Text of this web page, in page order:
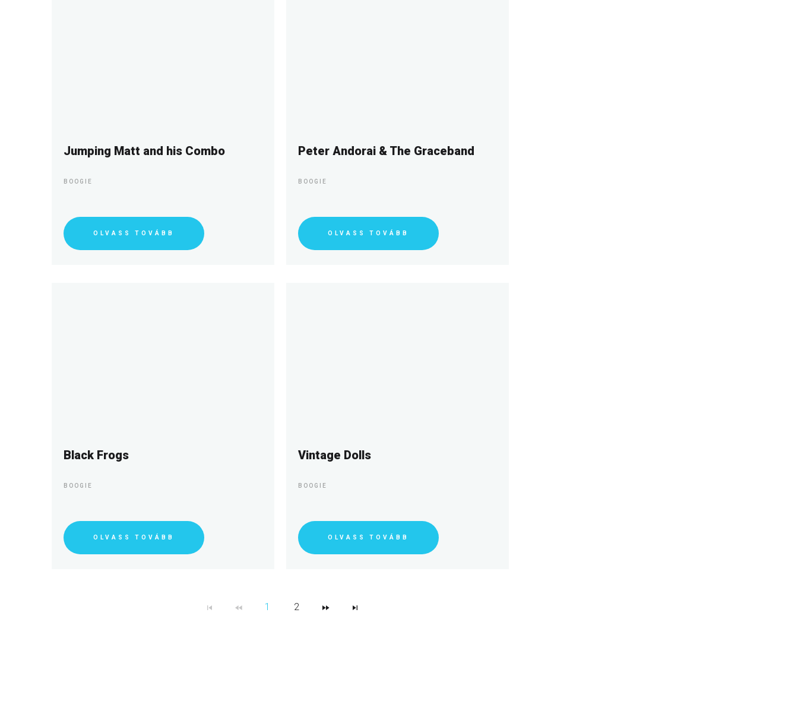
Jumping Matt and his Combo
BOOGIE
OLVASS TOVÁBB
Peter Andorai & The Graceband
BOOGIE
OLVASS TOVÁBB
Black Frogs
BOOGIE
OLVASS TOVÁBB
Vintage Dolls
BOOGIE
OLVASS TOVÁBB
1 2